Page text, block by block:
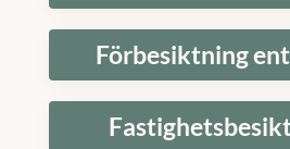
Förbesiktning